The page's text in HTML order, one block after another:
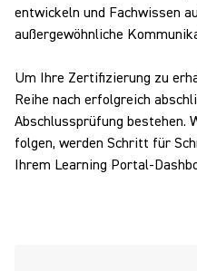
entwickeln und Fachwissen
außergewöhnliche
Um Ihre Zertifizierung zu
Reihe nach erfolgreich
Abschlussprüfung bestehen.
folgen, werden Schritt für
Ihrem Learning Portal-